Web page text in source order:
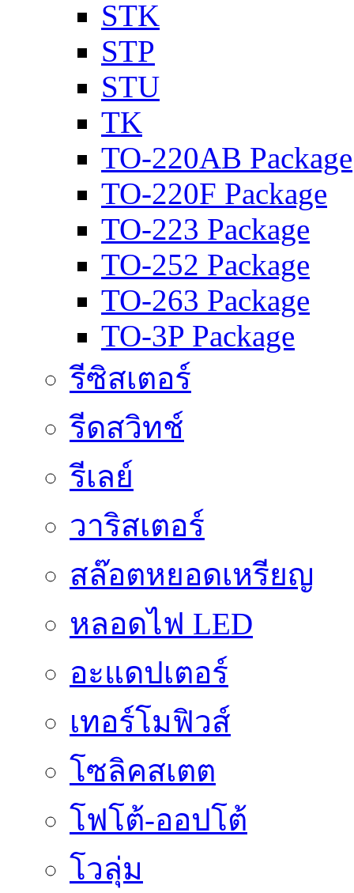
STK
STP
STU
TK
TO-220AB Package
TO-220F Package
TO-223 Package
TO-252 Package
TO-263 Package
TO-3P Package
รีซิสเตอร์
รีดสวิทช์
รีเลย์
วาริสเตอร์
สล๊อตหยอดเหรียญ
หลอดไฟ LED
อะแดปเตอร์
เทอร์โมฟิวส์
โซลิคสเตต
โฟโต้-ออปโต้
โวลุ่ม